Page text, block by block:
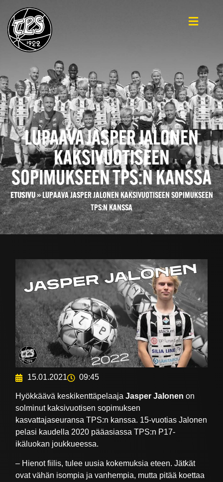
LUPAAVA JASPER JALONEN
KAKSIVUOTISEEN
SOPIMUKSEEN TPS:N KANSSA
ETUSIVU»LUPAAVA JASPER JALONEN KAKSIVUOTISEEN SOPIMUKSEEN
TPS:N KANSSA
15.01.2021 09:45
Hyökkäävä keskikenttäpelaajaJasper Jalonen on
solminut kaksivuotisen sopimuksen
kasvattajaseuransa TPS:n kanssa. 15-vuotias Jalonen
pelasi kaudella 2020 pääasiassa TPS:n P17-
ikäluokan joukkueessa.
– Hienot fiilis, tulee uusia kokemuksia eteen. Jätkät
ovat vähän isompia ja vanhempia, mutta pitää koettaa